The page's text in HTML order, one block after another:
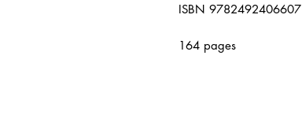
ISBN 9782492406607
164 pages